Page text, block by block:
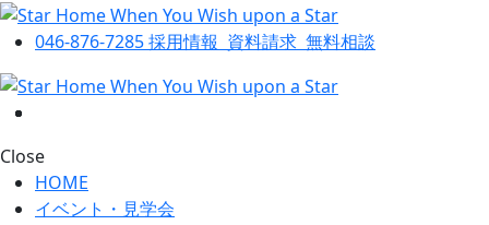
046-876-7285採用情報 資料請求 無料相談
Close
HOME
イベント・見学会